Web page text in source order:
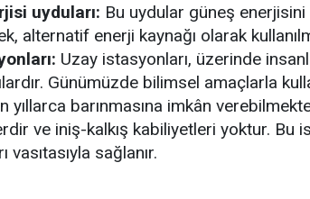
uyduları: Bu uydular güneş enerjisini
alternatif enerji kaynağı olarak
Uzay istasyonları, üzerinde
Günümüzde bilimsel amaçlarla
yıllarca barınmasına imkân
ve iniş-kalkış kabiliyetleri yoktur.
vasıtasıyla sağlanır.